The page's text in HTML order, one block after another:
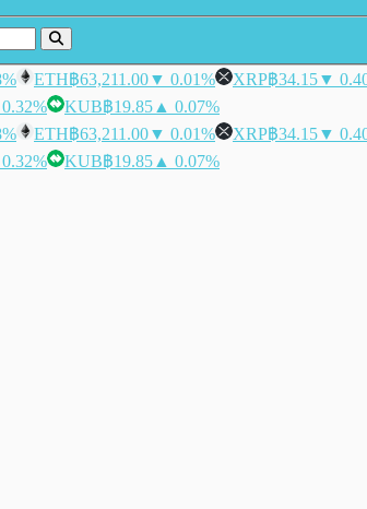
ETH฿63,211.00▼ 0.01% XRP฿34.15▼
KUB฿19.85 ▲ 0.07%
ETH฿63,211.00▼ 0.01% XRP฿34.15▼
KUB฿19.85 ▲ 0.07%